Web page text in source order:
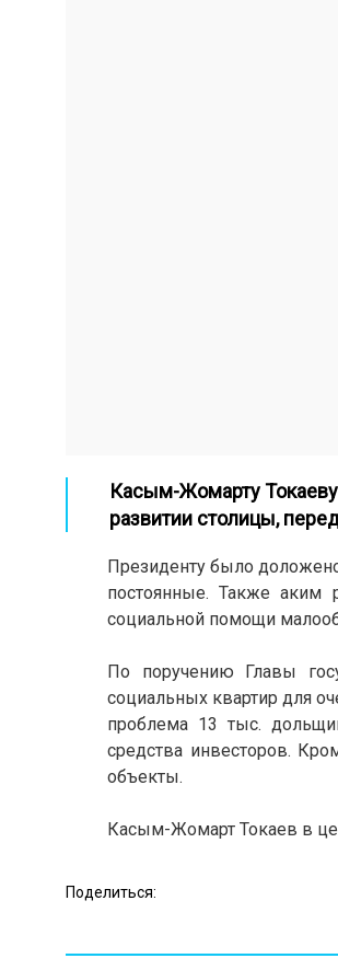
Касым-Жомарту
развитии столицы,
Президенту было
постоянные. Также аким
социальной помощи
По поручению Главы
социальных квартир для
проблема 13 тыс.
средства инвесторов.
объекты.
Касым-Жомарт Токаев в
Поделиться: